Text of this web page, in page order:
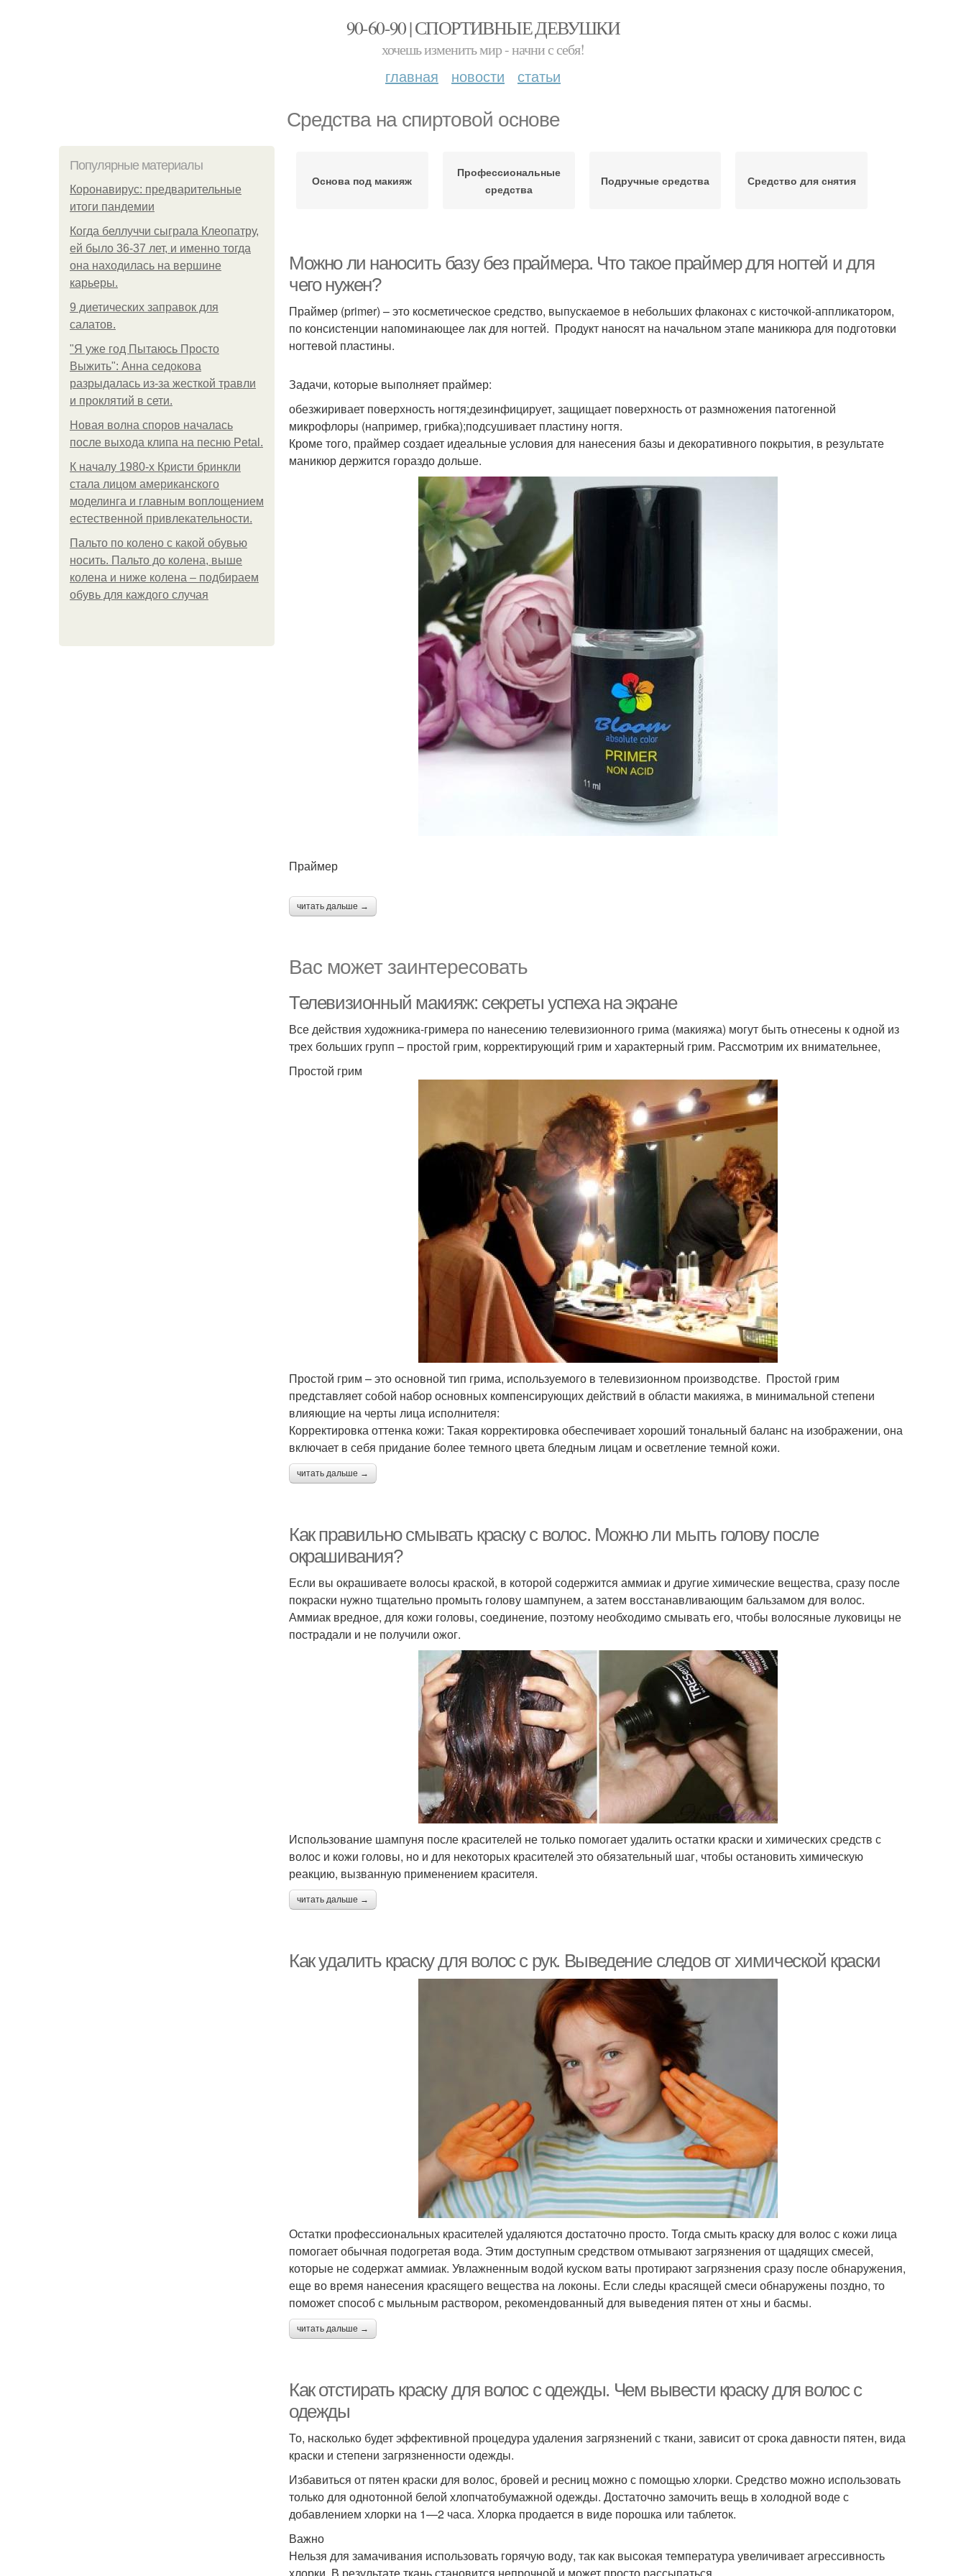
90-60-90 | СПОРТИВНЫЕ ДЕВУШКИ
хочешь изменить мир - начни с себя!
главная новости статьи
Средства на спиртовой основе
Популярные материалы
Коронавирус: предварительные
итоги пандемии
Когда беллуччи сыграла Клеопатру,
ей было 36-37 лет, и именно тогда
она находилась на вершине
карьеры.
9 диетических заправок для
салатов.
"Я уже год Пытаюсь Просто
Выжить": Анна седокова
разрыдалась из-за жесткой травли
и проклятий в сети.
Новая волна споров началась
после выхода клипа на песню Petal.
К началу 1980-х Кристи бринкли
стала лицом американского
моделинга и главным воплощением
естественной привлекательности.
Пальто по колено с какой обувью
носить. Пальто до колена, выше
колена и ниже колена – подбираем
обувь для каждого случая
Основа под макияж
Профессиональные
средства
Подручные средства Средство для снятия
Можно ли наносить базу без праймера. Что такое праймер для ногтей и для
чего нужен?
Праймер (primer) – это косметическое средство, выпускаемое в небольших флаконах с кисточкой-аппликатором,
по консистенции напоминающее лак для ногтей. Продукт наносят на начальном этапе маникюра для подготовки
ногтевой пластины.
Задачи, которые выполняет праймер:
обезжиривает поверхность ногтя;дезинфицирует, защищает поверхность от размножения патогенной
микрофлоры (например, грибка);подсушивает пластину ногтя.
Кроме того, праймер создает идеальные условия для нанесения базы и декоративного покрытия, в результате
маникюр держится гораздо дольше.
Праймер
читать дальше →
Вас может заинтересовать
Телевизионный макияж: секреты успеха на экране
Все действия художника-гримера по нанесению телевизионного грима (макияжа) могут быть отнесены к одной из
трех больших групп – простой грим, корректирующий грим и характерный грим. Рассмотрим их внимательнее,
Простой грим
Простой грим – это основной тип грима, используемого в телевизионном производстве. Простой грим
представляет собой набор основных компенсирующих действий в области макияжа, в минимальной степени
влияющие на черты лица исполнителя:
Корректировка оттенка кожи: Такая корректировка обеспечивает хороший тональный баланс на изображении, она
включает в себя придание более темного цвета бледным лицам и осветление темной кожи.
читать дальше →
Как правильно смывать краску с волос. Можно ли мыть голову после
окрашивания?
Если вы окрашиваете волосы краской, в которой содержится аммиак и другие химические вещества, сразу после
покраски нужно тщательно промыть голову шампунем, а затем восстанавливающим бальзамом для волос.
Аммиак вредное, для кожи головы, соединение, поэтому необходимо смывать его, чтобы волосяные луковицы не
пострадали и не получили ожог.
Использование шампуня после красителей не только помогает удалить остатки краски и химических средств с
волос и кожи головы, но и для некоторых красителей это обязательный шаг, чтобы остановить химическую
реакцию, вызванную применением красителя.
читать дальше →
Как удалить краску для волос с рук. Выведение следов от химической краски
Остатки профессиональных красителей удаляются достаточно просто. Тогда смыть краску для волос с кожи лица
помогает обычная подогретая вода. Этим доступным средством отмывают загрязнения от щадящих смесей,
которые не содержат аммиак. Увлажненным водой куском ваты протирают загрязнения сразу после обнаружения,
еще во время нанесения красящего вещества на локоны. Если следы красящей смеси обнаружены поздно, то
поможет способ с мыльным раствором, рекомендованный для выведения пятен от хны и басмы.
читать дальше →
Как отстирать краску для волос с одежды. Чем вывести краску для волос с
одежды
То, насколько будет эффективной процедура удаления загрязнений с ткани, зависит от срока давности пятен, вида
краски и степени загрязненности одежды.
Избавиться от пятен краски для волос, бровей и ресниц можно с помощью хлорки. Средство можно использовать
только для однотонной белой хлопчатобумажной одежды. Достаточно замочить вещь в холодной воде с
добавлением хлорки на 1—2 часа. Хлорка продается в виде порошка или таблеток.
Важно
Нельзя для замачивания использовать горячую воду, так как высокая температура увеличивает агрессивность